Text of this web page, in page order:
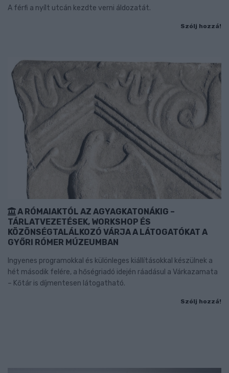
A férfi a nyílt utcán kezdte verni áldozatát.
Szólj hozzá!
A RÓMAIAKTÓL AZ AGYAGKATONÁKIG –
TÁRLATVEZETÉSEK, WORKSHOP ÉS
KÖZÖNSÉGTALÁLKOZÓ VÁRJA A LÁTOGATÓKAT A
GYŐRI RÓMER MÚZEUMBAN
Ingyenes programokkal és különleges kiállításokkal készülnek a
hét második felére, a hőségriadó idején ráadásul a Várkazamata
– Kőtár is díjmentesen látogatható.
Szólj hozzá!